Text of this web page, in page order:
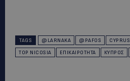
TAGS @LARNAKA @PAFOS CYPRUS
TOP NICOSIA
ΕΠΙΚΑΙΡΌΤΗΤΑ ΚΎΠΡΟΣ